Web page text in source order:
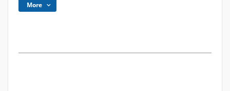
More